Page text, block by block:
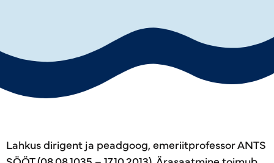
Lahkus dirigent ja peadgoog, emeriitprofessor ANTS